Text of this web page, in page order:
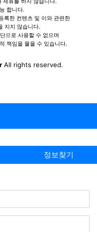
합니다.
록한 컨텐츠 및 이와 관련한
지지 않습니다.
으로 사용할 수 없으며
책임을 물을 수 있습니다.
All rights reserved.
정보찾기